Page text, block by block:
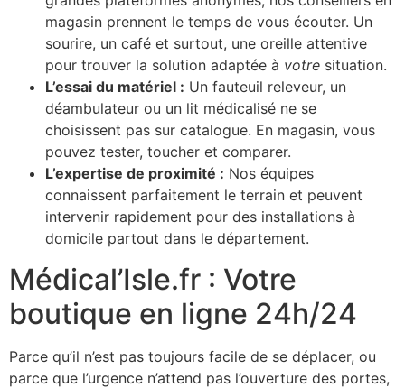
magasin prennent le temps de vous écouter. Un
sourire, un café et surtout, une oreille attentive
pour trouver la solution adaptée à votre situation.
L’essai du matériel : Un fauteuil releveur, un
déambulateur ou un lit médicalisé ne se
choisissent pas sur catalogue. En magasin, vous
pouvez tester, toucher et comparer.
L’expertise de proximité : Nos équipes
connaissent parfaitement le terrain et peuvent
intervenir rapidement pour des installations à
domicile partout dans le département.
Médical’Isle.fr : Votre
boutique en ligne 24h/24
Parce qu’il n’est pas toujours facile de se déplacer, ou
parce que l’urgence n’attend pas l’ouverture des portes,